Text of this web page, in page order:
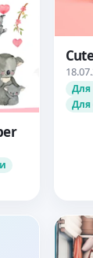
Для
Для